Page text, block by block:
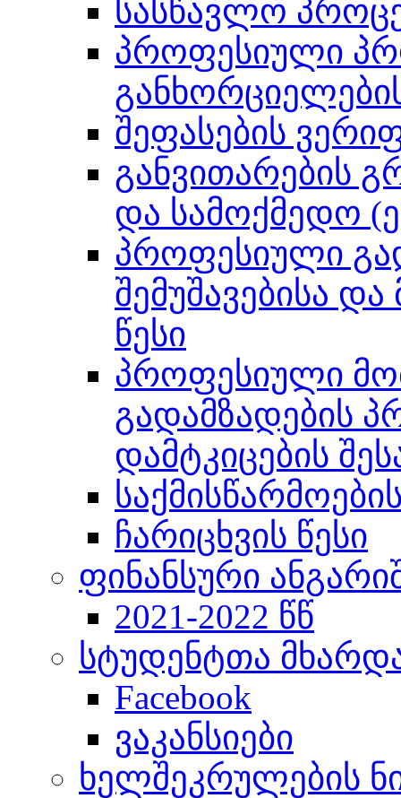
სასწავლო
პროფესიული
შეფასების
განვითარების
და სამოქმედო
პროფესიული
შემუშავებისა
წესი
პროფესიული
გადამზადების
დამტკიცების
ჩარიცხვის წესი
ფინანსური
2021-2022 წწ
სტუდენტთა
Facebook
ვაკანსიები
ხელშეკრულების